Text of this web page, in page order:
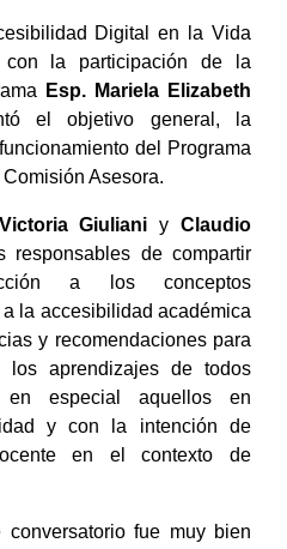
Digital en la Vida
con la participación de la
Esp. Mariela Elizabeth
el objetivo general, la
del Programa
Asesora.
GiulianiyClaudio
de compartir
a los conceptos
la accesibilidad académica
y recomendaciones para
aprendizajes de todos
en especial aquellos en
y con la intención de
en el contexto de
conversatorio fue muy bien